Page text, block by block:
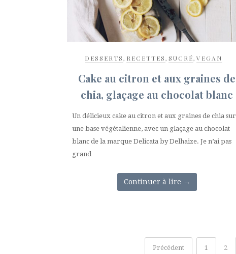
DESSERTS , RECETTES , SUCRÉ, VEGAN
Cake au citron et aux graines de
chia, glaçage au chocolat blanc
Un délicieux cake au citron et aux graines de chia sur
une base végétalienne, avec un glaçage au chocolat
blanc de la marque Delicata by Delhaize. Je n’ai pas
grand
Continuer à lire →
Précédent 1 2